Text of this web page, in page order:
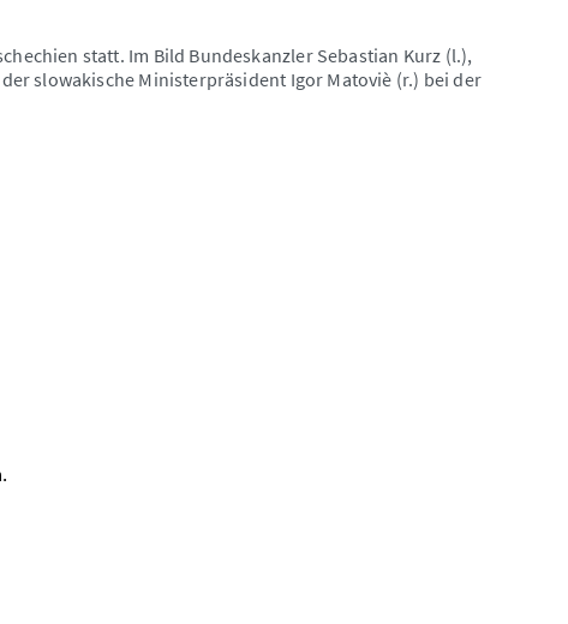
statt. Im Bild Bundeskanzler Sebastian Kurz (l.),
slowakische Ministerpräsident Igor Matoviè (r.) bei der